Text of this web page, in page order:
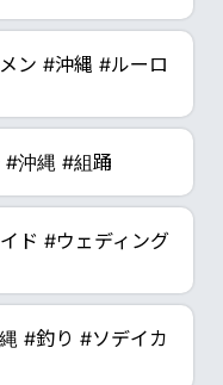
ン #沖縄 #ルーロ
沖縄 #組踊
ド #ウェディング
#釣り #ソデイカ